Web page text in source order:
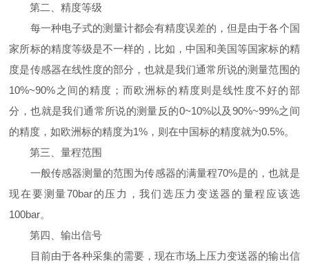
第二、精度等级
每一种电子式的测量计都会有精度误差的，但是由于各个国
家所标的精度等级是不一样的，比如，中国和美国等国家标的精
度是传感器在线性度的部分，也就是我们通常所说的测量范围的
10%~90%之间的精度；而欧洲标的精度则是线性度不好的部
分，也就是我们通常所说的测量反的0~10%以及90%~99%之间
的精度，如欧洲标的精度为1%，则在中国标的精度就为0.5%。
第三、量程范围
一般传感器测量的范围为传感器的满量程70%是的，也就是
现在要测量70bar的压力，我们选压力变送器的量程应该选
100bar。
第四、输出信号
目前由于各种采集的需要，现在市场上压力变送器的输出信